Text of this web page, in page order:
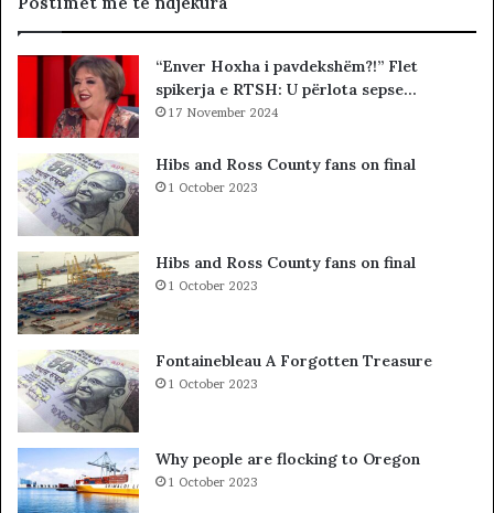
i
a
c
o
l
e
t
s
h
k
o
d
r
a
“Enver Hoxha i pavdekshëm?!” Flet
spikerja e RTSH: U përlota sepse…
17 November 2024
Hibs and Ross County fans on final
1 October 2023
Hibs and Ross County fans on final
1 October 2023
Fontainebleau A Forgotten Treasure
1 October 2023
Why people are flocking to Oregon
1 October 2023